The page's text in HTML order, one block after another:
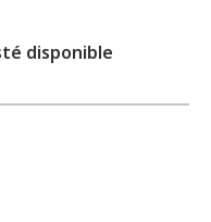
disponible